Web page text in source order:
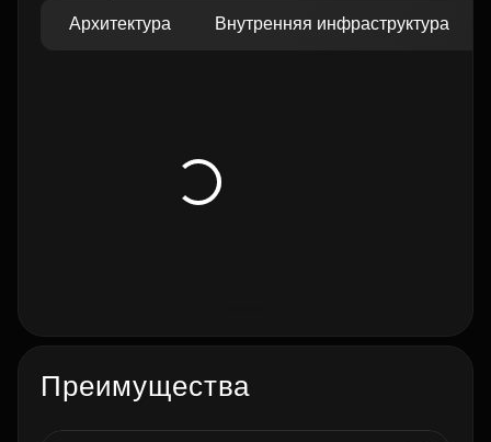
Архитектура Внутренняя инфраструктура
Преимущества